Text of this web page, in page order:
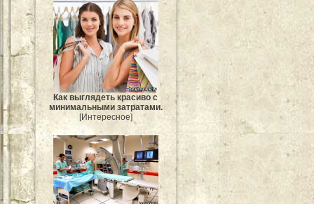
Как выглядеть красиво с
минимальными затратами.
[Интересное]